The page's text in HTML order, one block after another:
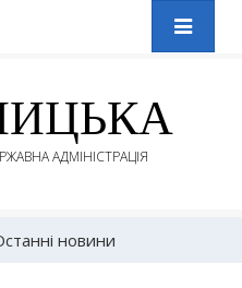
АДМІНІСТРАЦІЯ
новини